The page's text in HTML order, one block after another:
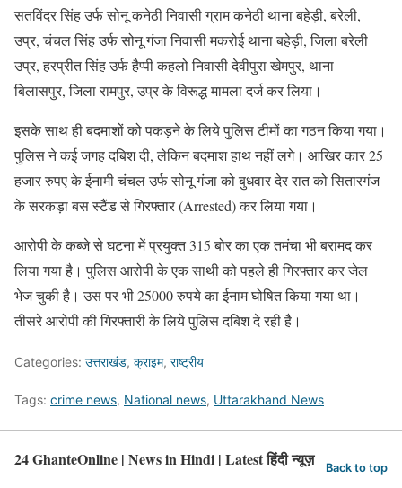
सतविंदर सिंह उर्फ सोनू कनेठी निवासी ग्राम कनेठी थाना बहेड़ी, बरेली,
उप्र, चंचल सिंह उर्फ सोनू गंजा निवासी मकरोई थाना बहेड़ी, जिला बरेली
उप्र, हरप्रीत सिंह उर्फ हैप्पी कहलो निवासी देवीपुरा खेमपुर, थाना
बिलासपुर, जिला रामपुर, उप्र के विरूद्ध मामला दर्ज कर लिया।
इसके साथ ही बदमाशों को पकड़ने के लिये पुलिस टीमों का गठन किया गया।
पुलिस ने कई जगह दबिश दी, लेकिन बदमाश हाथ नहीं लगे। आखिर कार 25
हजार रुपए के ईनामी चंचल उर्फ सोनू गंजा को बुधवार देर रात को सितारगंज
के सरकड़ा बस स्टैंड से गिरफ्तार (Arrested) कर लिया गया।
आरोपी के कब्जे से घटना में प्रयुक्त 315 बोर का एक तमंचा भी बरामद कर
लिया गया है। पुलिस आरोपी के एक साथी को पहले ही गिरफ्तार कर जेल
भेज चुकी है। उस पर भी 25000 रुपये का ईनाम घोषित किया गया था।
तीसरे आरोपी की गिरफ्तारी के लिये पुलिस दबिश दे रही है।
Categories: उत्तराखंड, क्राइम, राष्ट्रीय
Tags: crime news, National news, Uttarakhand News
24 GhanteOnline | News in Hindi | Latest हिंदी न्यूज़ Back to top